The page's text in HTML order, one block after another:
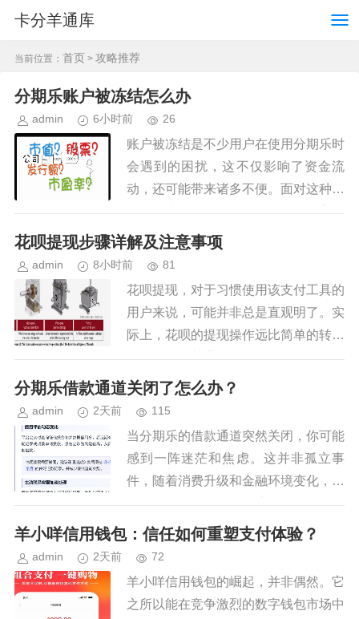
卡分羊通库
当前位置： 首页 > 攻略推荐
分期乐账户被冻结怎么办
admin 6小时前 26
账户被冻结是不少用户在使用分期乐时
会遇到的困扰，这不仅影响了资金流
动，还可能带来诸多不便。面对这种情
况，首先要冷静分析原因，而不是盲目
操作。一般来说，账户被冻结的原因主
花呗提现步骤详解及注意事项
admin 8小时前 81
花呗提现，对于习惯使用该支付工具的
用户来说，可能并非总是直观明了。实
际上，花呗的提现操作远比简单的转账
更加复杂，其背后的逻辑和限制需要仔
细理解才能避免不必要的麻烦。首先要
分期乐借款通道关闭了怎么办？
admin 2天前 115
当分期乐的借款通道突然关闭，你可能
感到一阵迷茫和焦虑。这并非孤立事
件，随着消费升级和金融环境变化，类
似情况越来越多。面对这种情况，冷静
应对是关键。首先，你需要全面评估自
羊小咩信用钱包：信任如何重塑支付体验？
admin 2天前 72
羊小咩信用钱包的崛起，并非偶然。它
之所以能在竞争激烈的数字钱包市场中